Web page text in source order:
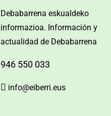
Debabarrena eskualdeko
informazioa. Información y
actualidad de Debabarrena
946 550 033
info@eiberri.eus